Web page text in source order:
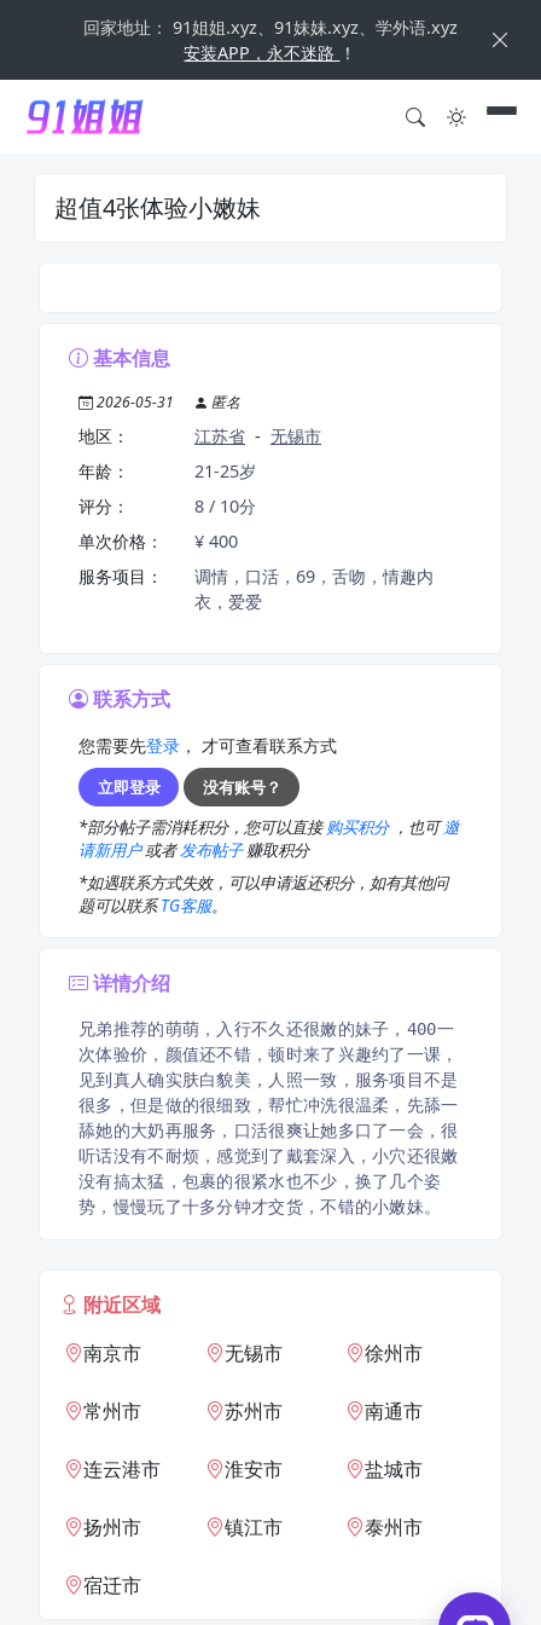
回家地址： 91姐姐.xyz、91妹妹.xyz、学外语.xyz
安装APP，永不迷路 ！
超值4张体验小嫩妹
基本信息
2026-05-31 匿名
地区： 江苏省 - 无锡市
年龄：
21-25岁
评分：
8 / 10分
单次价格：
¥ 400
服务项目：
调情，口活，69，舌吻，情趣内
衣，爱爱
联系方式
您需要先登录 ， 才可查看联系方式
立即登录
没有账号？
*部分帖子需消耗积分，您可以直接购买积分 ，也可邀
请新用户或者发布帖子赚取积分
*如遇联系方式失效，可以申请返还积分，如有其他问
题可以联系TG客服。
详情介绍
兄弟推荐的萌萌，入行不久还很嫩的妹子，400一
次体验价，颜值还不错，顿时来了兴趣约了一课，
见到真人确实肤白貌美，人照一致，服务项目不是
很多，但是做的很细致，帮忙冲洗很温柔，先舔一
舔她的大奶再服务，口活很爽让她多口了一会，很
听话没有不耐烦，感觉到了戴套深入，小穴还很嫩
没有搞太猛，包裹的很紧水也不少，换了几个姿
势，慢慢玩了十多分钟才交货，不错的小嫩妹。
附近区域
南京市
无锡市 徐州市
常州市 苏州市 南通市
连云港市 淮安市 盐城市
扬州市 镇江市 泰州市
宿迁市